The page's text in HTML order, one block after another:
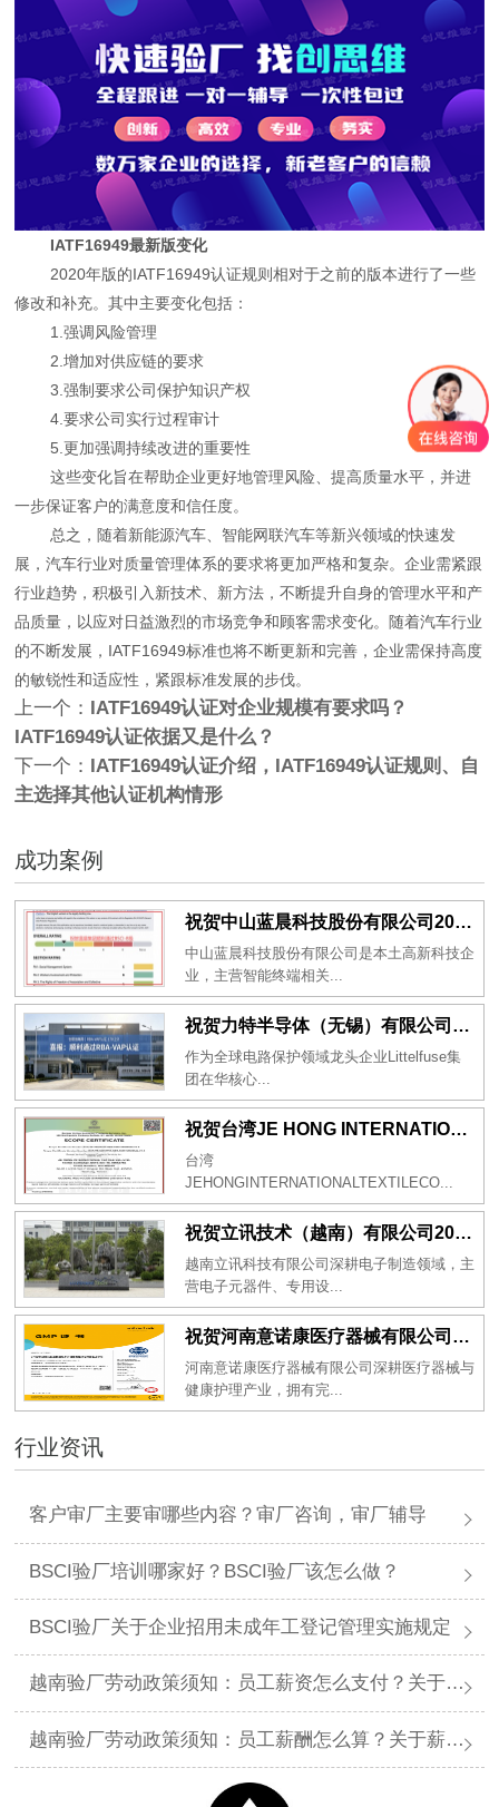
IATF16949最新版变化
2020年版的IATF16949认证规则相对于之前的版本进行了一些
修改和补充。其中主要变化包括：
1.强调风险管理
2.增加对供应链的要求
3.强制要求公司保护知识产权
4.要求公司实行过程审计
5.更加强调持续改进的重要性
这些变化旨在帮助企业更好地管理风险、提高质量水平，并进
一步保证客户的满意度和信任度。
总之，随着新能源汽车、智能网联汽车等新兴领域的快速发
展，汽车行业对质量管理体系的要求将更加严格和复杂。企业需紧跟
行业趋势，积极引入新技术、新方法，不断提升自身的管理水平和产
品质量，以应对日益激烈的市场竞争和顾客需求变化。随着汽车行业
的不断发展，IATF16949标准也将不断更新和完善，企业需保持高度
的敏锐性和适应性，紧跟标准发展的步伐。
上一个： IATF16949认证对企业规模有要求吗？
IATF16949认证依据又是什么？
下一个： IATF16949认证介绍，IATF16949认证规则、自
主选择其他认证机构情形
成功案例
祝贺中山蓝晨科技股份有限公司2026年一次性成功通过BSCI验厂-B级
中山蓝晨科技股份有限公司是本土高新科技企
业，主营智能终端相关...
祝贺力特半导体（无锡）有限公司2026年一次性成功通过RBA-VAP认证审核并取得170.2分
作为全球电路保护领域龙头企业Littelfuse集
团在华核心...
祝贺台湾JE HONG INTERNATIONAL TEXTILE CO., LTD 2026年一次性成功通过GRS认证
台湾
JEHONGINTERNATIONALTEXTILECO...
祝贺立讯技术（越南）有限公司2026年一次性成功通过RBA-VAP审核获得金牌评级！
越南立讯科技有限公司深耕电子制造领域，主
营电子元器件、专用设...
祝贺河南意诺康医疗器械有限公司2026年一次性成功通过GMP认证
河南意诺康医疗器械有限公司深耕医疗器械与
健康护理产业，拥有完...
行业资讯
客户审厂主要审哪些内容？审厂咨询，审厂辅导
BSCI验厂培训哪家好？BSCI验厂该怎么做？
BSCI验厂关于企业招用未成年工登记管理实施规定
越南验厂劳动政策须知：员工薪资怎么支付？关于薪资支付有哪些规定呢？
越南验厂劳动政策须知：员工薪酬怎么算？关于薪酬有哪些规定呢？​